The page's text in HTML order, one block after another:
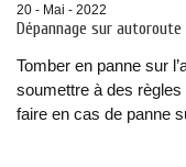
20 - Mai - 2022
Dépannage sur
Tomber en panne sur
soumettre à des
faire en cas de panne